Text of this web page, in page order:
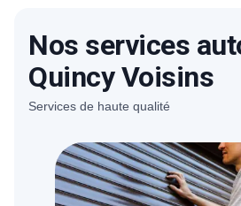
fonctionne correctement.
des problèmes électriques
il est recommandé de faire
2000 pour éviter tout risque
de dommage.
Nos services
Quincy Voisins
Services de haute qualité